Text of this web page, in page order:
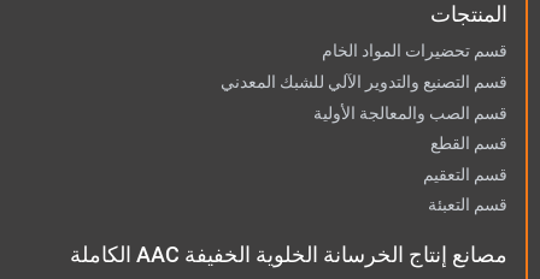
المنتجات
قسم تحضيرات المواد الخام
قسم التصنيع والتدوير الآلي للشبك المعدني
قسم الصب والمعالجة الأولية
قسم القطع
قسم التعقيم
قسم التعبئة
مصانع إنتاج الخرسانة الخلوية الخفيفة AAC الكاملة